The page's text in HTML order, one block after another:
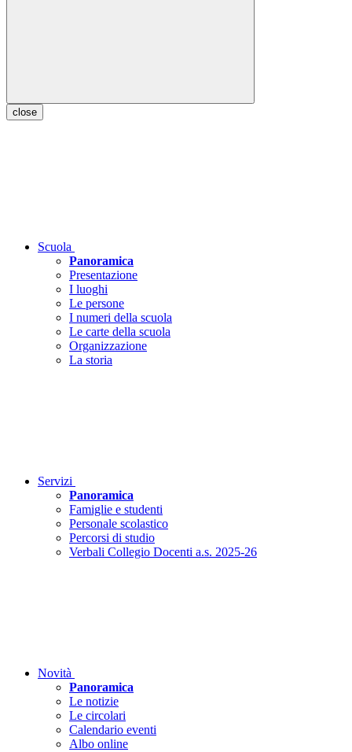
close
Scuola
Panoramica
Presentazione
I luoghi
Le persone
I numeri della scuola
Le carte della scuola
Organizzazione
La storia
Servizi
Panoramica
Famiglie e studenti
Personale scolastico
Percorsi di studio
Verbali Collegio Docenti a.s. 2025-26
Novità
Panoramica
Le notizie
Le circolari
Calendario eventi
Albo online